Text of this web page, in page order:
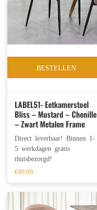
BESTELLEN
LABEL51- Eetkamerstoel
Bliss – Mustard – Chenille
– Zwart Metalen Frame
Direct leverbaar! Binnen 1-
5 werkdagen gratis
thuisbezorgd!
€99,00